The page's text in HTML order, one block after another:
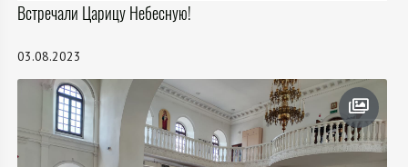
Встречали Царицу Небесную!
03.08.2023